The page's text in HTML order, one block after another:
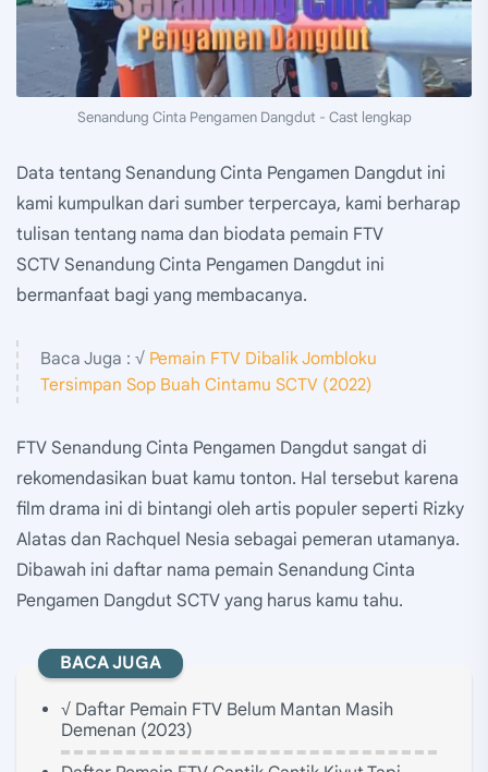
Senandung Cinta Pengamen Dangdut - Cast lengkap
Data tentang Senandung Cinta Pengamen Dangdut ini
kami kumpulkan dari sumber terpercaya, kami berharap
tulisan tentang nama dan biodata pemain FTV
SCTV Senandung Cinta Pengamen Dangdut ini
bermanfaat bagi yang membacanya.
Baca Juga : √ Pemain FTV Dibalik Jombloku
Tersimpan Sop Buah Cintamu SCTV (2022)
FTV Senandung Cinta Pengamen Dangdut sangat di
rekomendasikan buat kamu tonton. Hal tersebut karena
film drama ini di bintangi oleh artis populer seperti Rizky
Alatas dan Rachquel Nesia sebagai pemeran utamanya.
Dibawah ini daftar nama pemain Senandung Cinta
Pengamen Dangdut SCTV yang harus kamu tahu.
BACA JUGA
√ Daftar Pemain FTV Belum Mantan Masih
Demenan (2023)